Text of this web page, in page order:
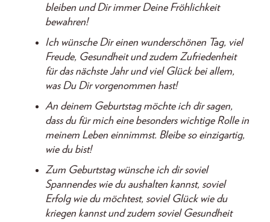
bleiben und Dir immer Deine Fröhlichkeit
bewahren!
Ich wünsche Dir einen wunderschönen Tag, viel
Freude, Gesundheit und zudem Zufriedenheit
für das nächste Jahr und viel Glück bei allem,
was Du Dir vorgenommen hast!
An deinem Geburtstag möchte ich dir sagen,
dass du für mich eine besonders wichtige Rolle in
meinem Leben einnimmst. Bleibe so einzigartig,
wie du bist!
Zum Geburtstag wünsche ich dir soviel
Spannendes wie du aushalten kannst, soviel
Erfolg wie du möchtest, soviel Glück wie du
kriegen kannst und zudem soviel Gesundheit